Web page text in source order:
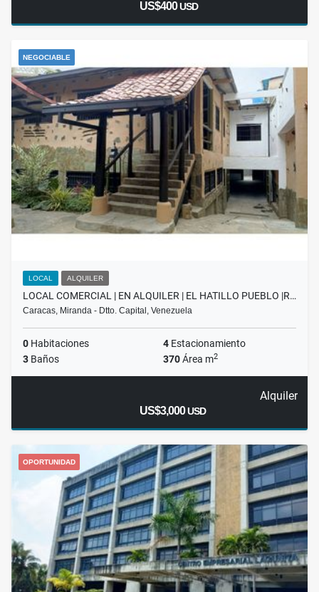
US$400USD
NEGOCIABLE
LOCAL ALQUILER
LOCAL COMERCIAL | EN ALQUILER | EL HATILLO PUEBLO |R…
Caracas, Miranda - Dtto. Capital, Venezuela
0 Habitaciones 4 Estacionamiento
3 Baños 370Área m2
Alquiler
US$3,000USD
OPORTUNIDAD